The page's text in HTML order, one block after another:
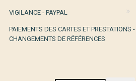
VIGILANCE - PAYPAL
PAIEMENTS DES CARTES ET PRESTATIONS -
CHANGEMENTS DE RÉFÉRENCES